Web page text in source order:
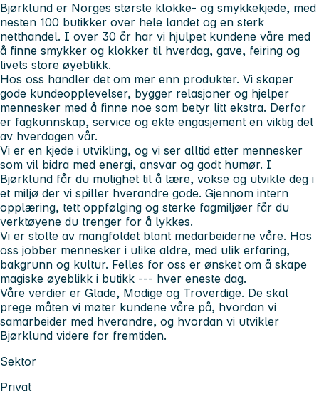
Bjørklund er Norges største klokke- og smykkekjede, med
nesten 100 butikker over hele landet og en sterk
netthandel. I over 30 år har vi hjulpet kundene våre med
å finne smykker og klokker til hverdag, gave, feiring og
livets store øyeblikk.
Hos oss handler det om mer enn produkter. Vi skaper
gode kundeopplevelser, bygger relasjoner og hjelper
mennesker med å finne noe som betyr litt ekstra. Derfor
er fagkunnskap, service og ekte engasjement en viktig del
av hverdagen vår.
Vi er en kjede i utvikling, og vi ser alltid etter mennesker
som vil bidra med energi, ansvar og godt humør. I
Bjørklund får du mulighet til å lære, vokse og utvikle deg i
et miljø der vi spiller hverandre gode. Gjennom intern
opplæring, tett oppfølging og sterke fagmiljøer får du
verktøyene du trenger for å lykkes.
Vi er stolte av mangfoldet blant medarbeiderne våre. Hos
oss jobber mennesker i ulike aldre, med ulik erfaring,
bakgrunn og kultur. Felles for oss er ønsket om å skape
magiske øyeblikk i butikk --- hver eneste dag.
Våre verdier er Glade, Modige og Troverdige. De skal
prege måten vi møter kundene våre på, hvordan vi
samarbeider med hverandre, og hvordan vi utvikler
Bjørklund videre for fremtiden.
Sektor
Privat